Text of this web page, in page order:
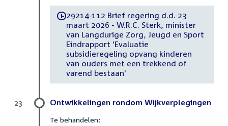
-29214-112 Brief regering d.d. 23
maart 2026 - W.R.C. Sterk, minister
van Langdurige Zorg, Jeugd en Sport
Eindrapport 'Evaluatie
subsidieregeling opvang kinderen
van ouders met een trekkend of
varend bestaan'
Ontwikkelingen rondom Wijkverplegingen
Te behandelen:
23